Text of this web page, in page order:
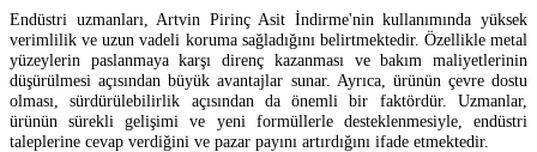
Endüstri uzmanları, Artvin Pirinç Asit İndirme'nin kullanımında yüksek
verimlilik ve uzun vadeli koruma sağladığını belirtmektedir. Özellikle metal
yüzeylerin paslanmaya karşı direnç kazanması ve bakım maliyetlerinin
düşürülmesi açısından büyük avantajlar sunar. Ayrıca, ürünün çevre dostu
olması, sürdürülebilirlik açısından da önemli bir faktördür. Uzmanlar,
ürünün sürekli gelişimi ve yeni formüllerle desteklenmesiyle, endüstri
taleplerine cevap verdiğini ve pazar payını artırdığını ifade etmektedir.